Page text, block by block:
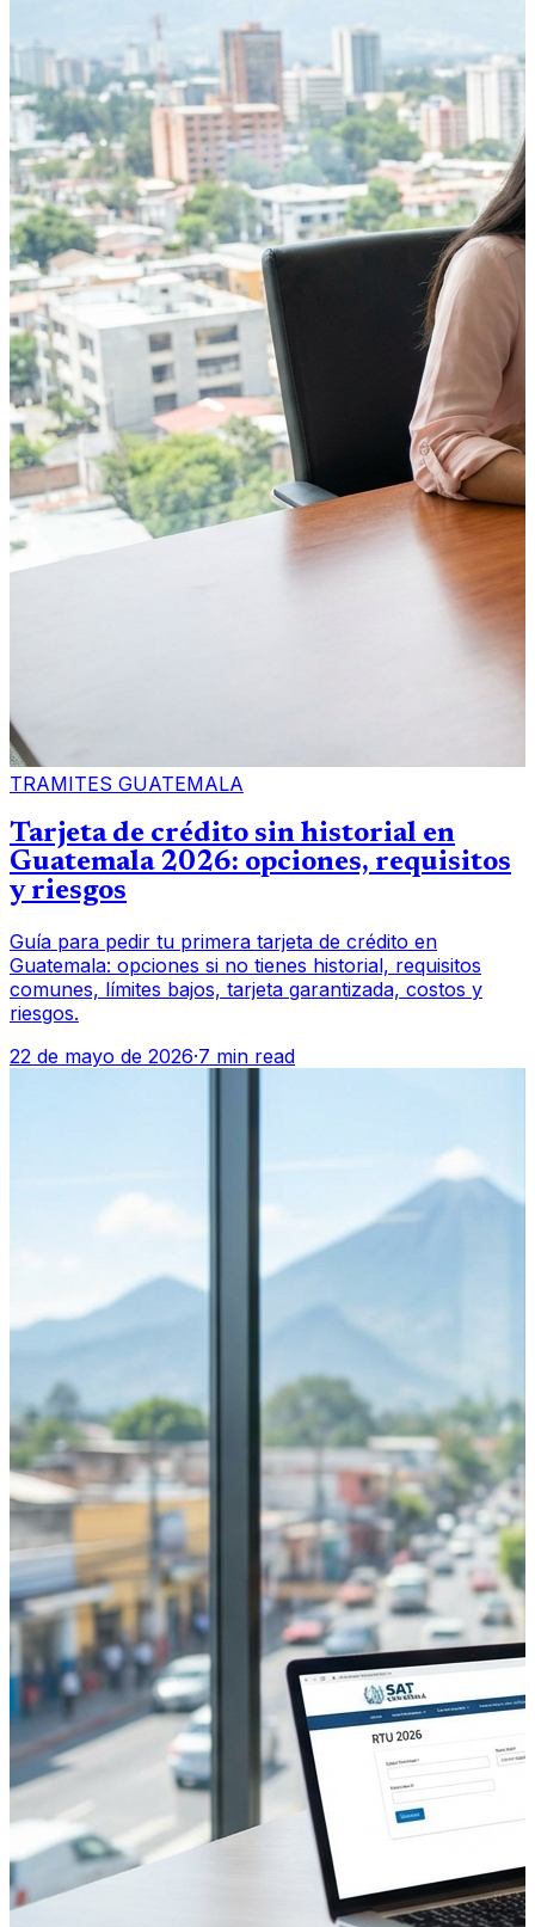
TRAMITES GUATEMALA
Tarjeta de crédito sin historial en
Guatemala 2026: opciones, requisitos
y riesgos
Guía para pedir tu primera tarjeta de crédito en
Guatemala: opciones si no tienes historial, requisitos
comunes, límites bajos, tarjeta garantizada, costos y
riesgos.
22 de mayo de 2026·7 min read